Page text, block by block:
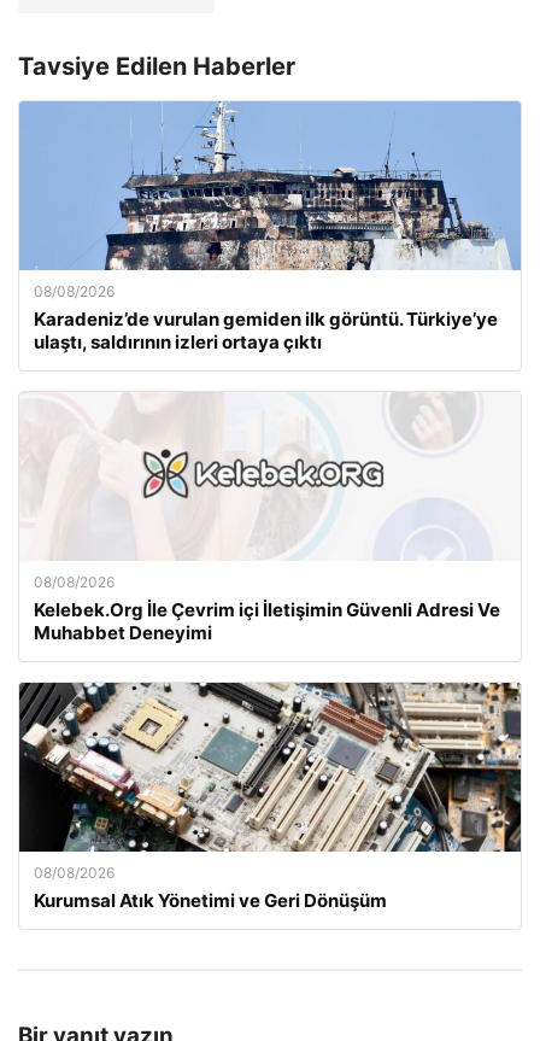
Tavsiye Edilen Haberler
08/08/2026
Karadeniz’de vurulan gemiden ilk görüntü. Türkiye’ye
ulaştı, saldırının izleri ortaya çıktı
08/08/2026
Kelebek.Org İle Çevrim içi İletişimin Güvenli Adresi Ve
Muhabbet Deneyimi
08/08/2026
Kurumsal Atık Yönetimi ve Geri Dönüşüm